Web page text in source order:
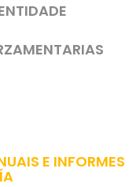
E INFORMES